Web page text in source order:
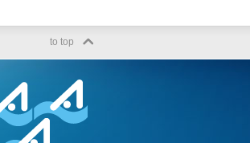
to top